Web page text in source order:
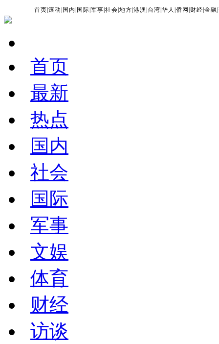
首页 |滚动 国内 国际 |军事 |社会 |地方 |港澳 台湾 |华人 |侨网 财经 |金融 |
首页
最新
热点
国内
社会
国际
军事
文娱
体育
财经
访谈